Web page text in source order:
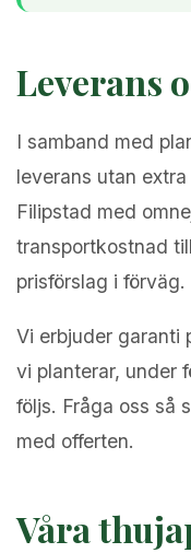
Leverans
I samband med
leverans utan
Filipstad med
transportkostnad
prisförslag i förväg.
Vi erbjuder garanti
vi planterar, under
följs. Fråga oss så
med offerten.
Våra